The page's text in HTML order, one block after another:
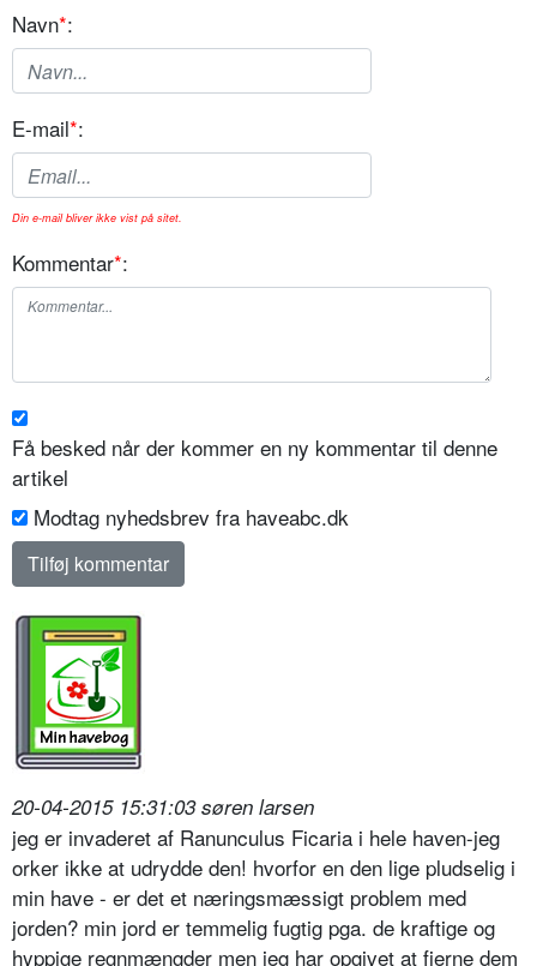
Navn*:
E-mail*:
Din e-mail bliver ikke vist på sitet.
Kommentar*:
Få besked når der kommer en ny kommentar til denne
artikel
Modtag nyhedsbrev fra haveabc.dk
20-04-2015 15:31:03 søren larsen
jeg er invaderet af Ranunculus Ficaria i hele haven-jeg
orker ikke at udrydde den! hvorfor en den lige pludselig i
min have - er det et næringsmæssigt problem med
jorden? min jord er temmelig fugtig pga. de kraftige og
hyppige regnmængder men jeg har opgivet at fjerne dem